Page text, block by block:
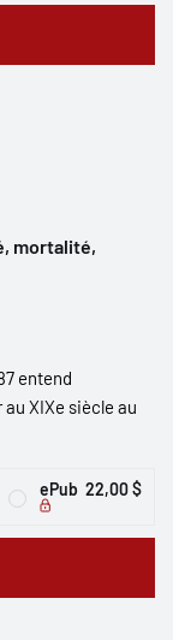
mortalité,
entend
XIXe siècle au
ePub 22,00 $